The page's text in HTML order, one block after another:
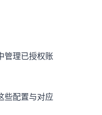
管理已授权账
些配置与对应